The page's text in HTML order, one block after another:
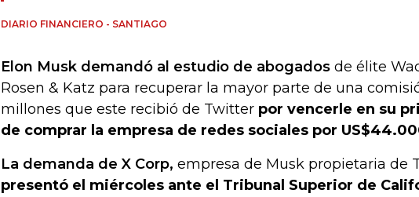
DIARIO FINANCIERO - SANTIAGO
Elon Musk demandó al estudio de abogados de élite
Rosen & Katz para recuperar la mayor parte de una
millones que este recibió de Twitter por vencerle en su
de comprar la empresa de redes sociales por
La demanda de X Corp, empresa de Musk propietaria de
presentó el miércoles ante el Tribunal Superior de